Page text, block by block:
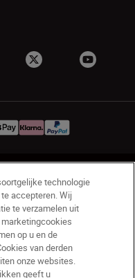
technologie
accepteren. Wij
te verzamelen uit
op u en de
van derden
onze websites.
geeft u